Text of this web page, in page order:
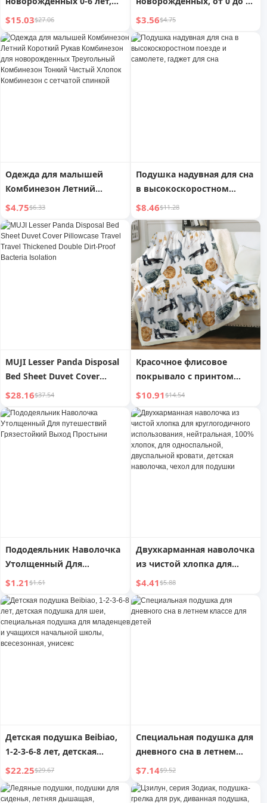
подушка из ледяного
шелка для детского сада
$15.03$27.06
месяцев, для укладки
волос, весенняя и осенняя,
дышащая, впитывающая
пот, детская, для
$3.56$4.75
Одежда для малышей
Комбинезон Летний
Короткий Рукав
Комбинезон для
новорожденных
Треугольный Комбинезон
Тонкий Чистый Хлопок
$4.75$6.33
Подушка надувная для сна
в высокоскоростном
поезде и самолете, гаджет
для сна
$8.46$11.28
MUJI Lesser Panda Disposal
Bed Sheet Duvet Cover
Pillowcase Travel Travel
Thickened Double Dirt-Proof
Bacteria Isolation
$28.16$37.54
Красочное флисовое
покрывало с принтом
кошек для дивана, кресла,
пушистое одеяло с
принтом котят, плюшевое
шерпа-одеяло, подарок
для любителей кошек,
детей, 50*60 дюймов
$10.91$14.54
Пододеяльник Наволочка
Утолщенный Для
путешествий
Грязестойкий Выход
Простыни
$1.21$1.61
Двухкарманная наволочка
из чистой хлопка для
круглогодичного
использования,
нейтральная, 100% хлопок,
для односпальной,
$4.41$5.88
Детская подушка Beibiao,
1-2-3-6-8 лет, детская
подушка для шеи,
специальная подушка для
младенцев и учащихся
$22.25$29.67
Специальная подушка для
дневного сна в летнем
классе для детей
$7.14$9.52